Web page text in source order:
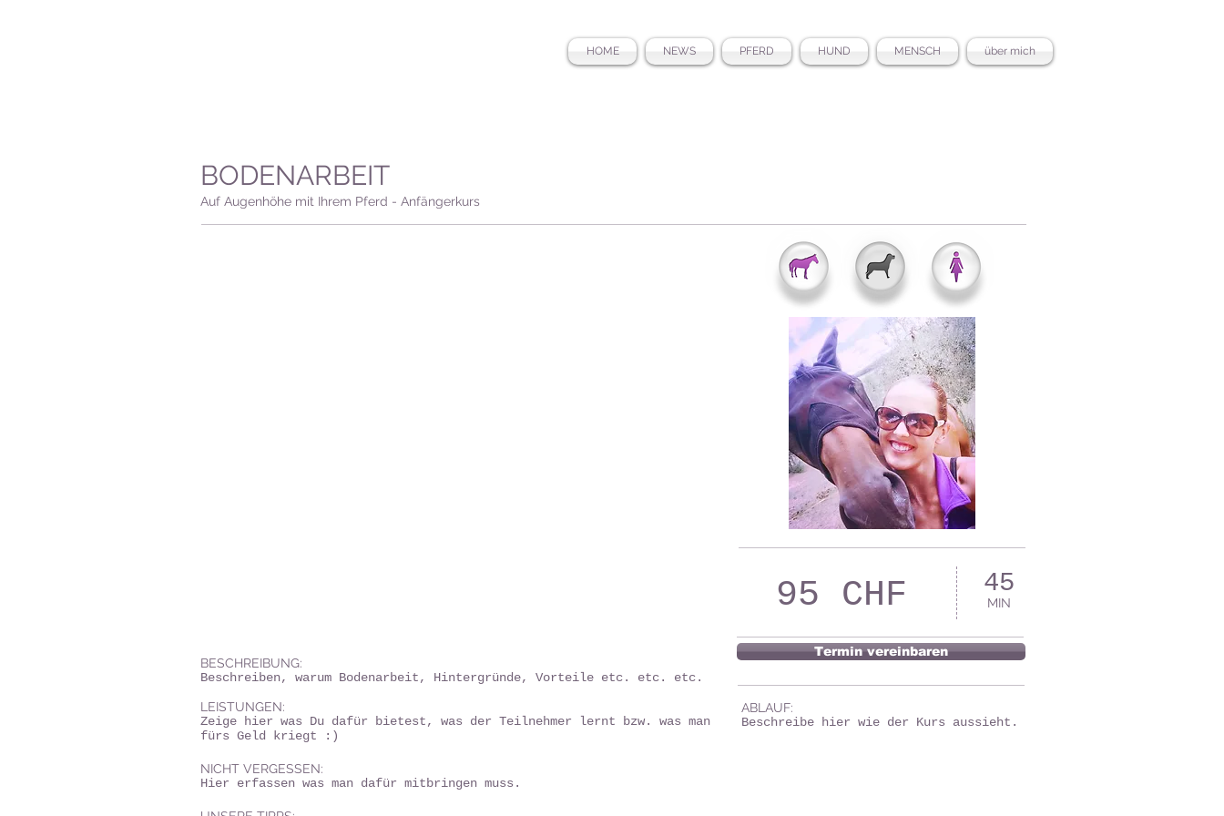
HOME NEWS PFERD HUND MENSCH über mich
BODENARBEIT
Auf Augenhöhe mit Ihrem Pferd - Anfängerkurs
95 CHF 45
MIN
BESCHREIBUNG:
Beschreiben, warum Bodenarbeit, Hintergründe, Vorteile etc. etc. etc.
LEISTUNGEN:
Zeige hier was Du dafür bietest, was der Teilnehmer lernt bzw. was man
fürs Geld kriegt :)
NICHT VERGESSEN:
Hier erfassen was man dafür mitbringen muss.
Termin vereinbaren
ABLAUF:
Beschreibe hier wie der Kurs aussieht.